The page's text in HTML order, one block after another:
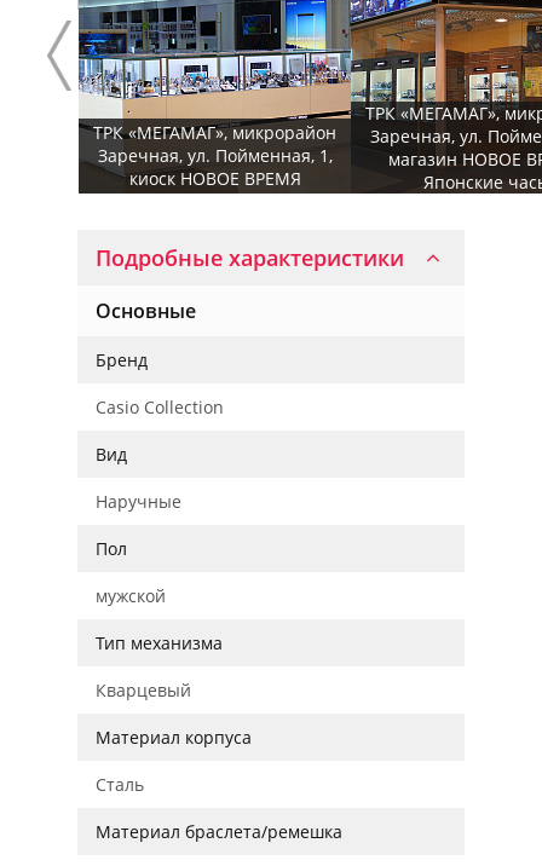
ТРК «МЕГАМАГ», микрорайон
Заречная, ул. Пойменная, 1,
киоск НОВОЕ ВРЕМЯ
ТРК «МЕГАМАГ»,
Заречная, ул.
магазин НОВОЕ
Японские
Подробные характеристики
Основные
Бренд
Casio Collection
Вид
Наручные
Пол
мужской
Тип механизма
Кварцевый
Материал корпуса
Сталь
Материал браслета/ремешка